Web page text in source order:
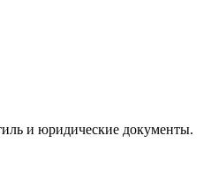
и юридические документы.